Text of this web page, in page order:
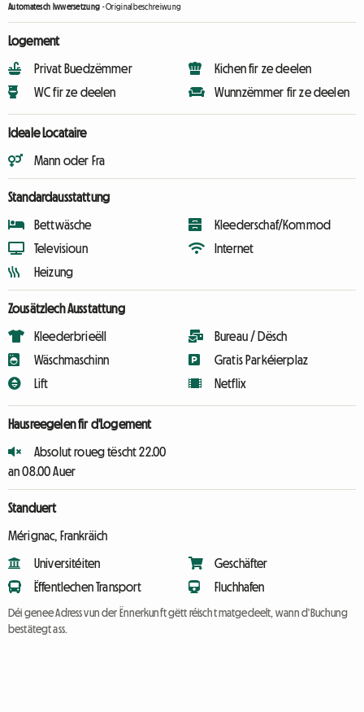
Automatesch Iwwersetzung -Originalbeschreiwung
Logement
Privat Buedzëmmer
WC fir ze deelen
Kichen fir ze deelen
Wunnzëmmer fir ze deelen
Ideale Locataire
Mann oder Fra
Standardausstattung
Bettwäsche
Televisioun
Heizung
Kleederschaf/Kommod
Internet
Zousätzlech Ausstattung
Kleederbrieëll
Wäschmaschinn
Lift
Bureau / Dësch
Gratis Parkéierplaz
Netflix
Hausreegelen fir d'Logement
Absolut roueg tëscht 22.00
an 08.00 Auer
Standuert
Mérignac, Frankräich
Universitéiten
Ëffentlechen Transport
Geschäfter
Fluchhafen
Déi genee Adress vun der Ënnerkunft gëtt réischt matgedeelt, wann d'Buchung
bestätegt ass.